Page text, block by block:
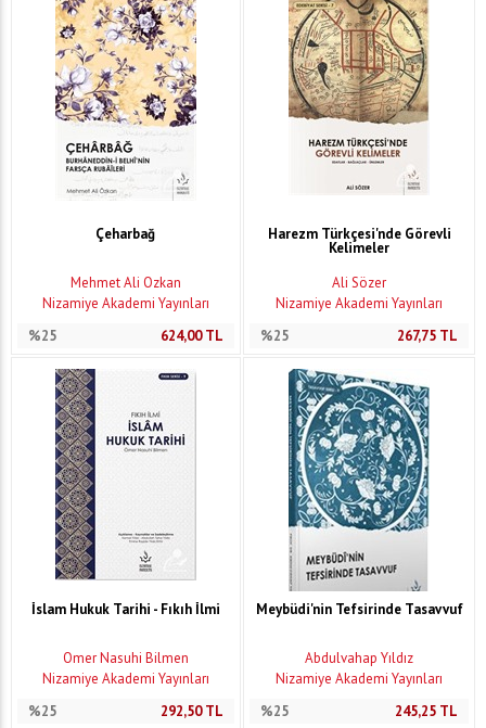
Çeharbağ
Mehmet Ali Özkan
Nizamiye Akademi Yayınları
%25
624,00TL
Harezm Türkçesi'nde Görevli
Kelimeler
Ali Sözer
Nizamiye Akademi Yayınları
%25
267,75 TL
İslam Hukuk Tarihi - Fıkıh İlmi
Ömer Nasuhi Bilmen
Nizamiye Akademi Yayınları
%25
292,50TL
Meybüdi'nin Tefsirinde Tasavvuf
Abdulvahap Yıldız
Nizamiye Akademi Yayınları
%25
245,25 TL